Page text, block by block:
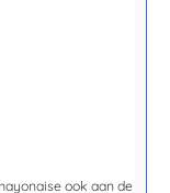
ook aan de